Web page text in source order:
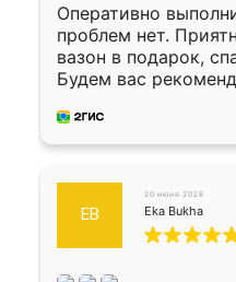
Оперативно
проблем нет.
вазон в подарок,
Будем вас
EB
20 июня 2026
Eka Bukha